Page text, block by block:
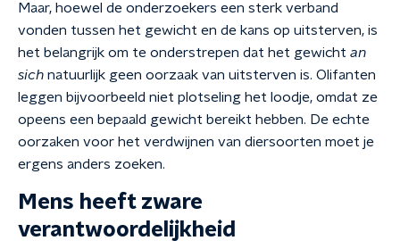
Maar, hoewel de onderzoekers een sterk verband
vonden tussen het gewicht en de kans op uitsterven, is
het belangrijk om te onderstrepen dat het gewicht an
sich natuurlijk geen oorzaak van uitsterven is. Olifanten
leggen bijvoorbeeld niet plotseling het loodje, omdat ze
opeens een bepaald gewicht bereikt hebben. De echte
oorzaken voor het verdwijnen van diersoorten moet je
ergens anders zoeken.
Mens heeft zware
verantwoordelijkheid